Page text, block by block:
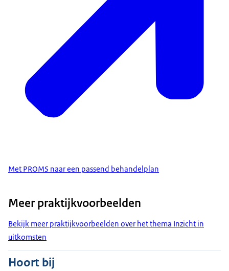
Met PROMS naar een passend behandelplan
Meer praktijkvoorbeelden
Bekijk meer praktijkvoorbeelden over het thema Inzicht in
uitkomsten
Hoort bij